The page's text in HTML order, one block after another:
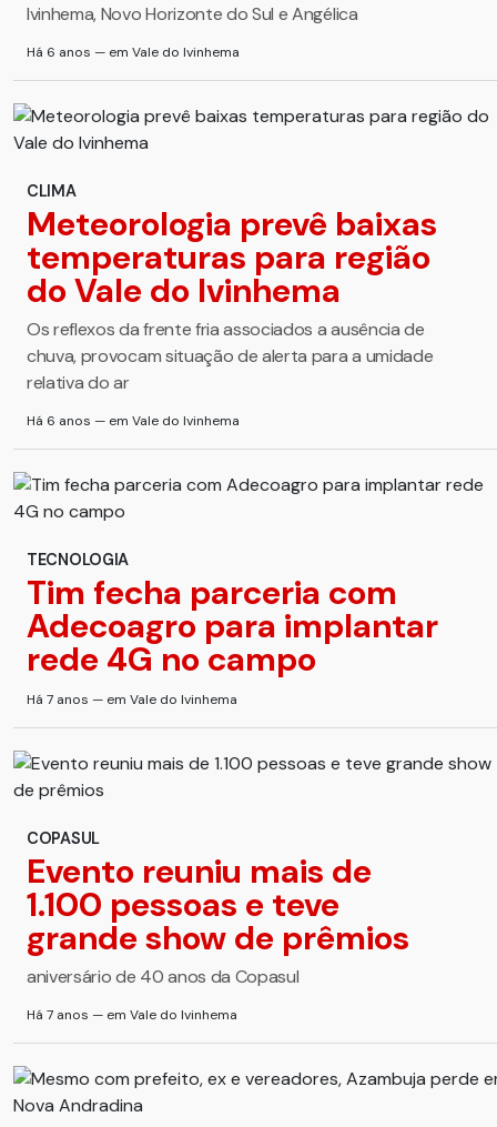
Ivinhema, Novo Horizonte do Sul e Angélica
Há 6 anos — em Vale do Ivinhema
CLIMA
Meteorologia prevê baixas
temperaturas para região
do Vale do Ivinhema
Os reflexos da frente fria associados a ausência de
chuva, provocam situação de alerta para a umidade
relativa do ar
Há 6 anos — em Vale do Ivinhema
TECNOLOGIA
Tim fecha parceria com
Adecoagro para implantar
rede 4G no campo
Há 7 anos — em Vale do Ivinhema
COPASUL
Evento reuniu mais de
1.100 pessoas e teve
grande show de prêmios
aniversário de 40 anos da Copasul
Há 7 anos — em Vale do Ivinhema